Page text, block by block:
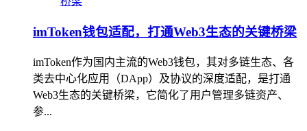
imToken钱包适配，打通Web3生态的关键桥梁
imToken作为国内主流的Web3钱包，其对多链生态、各
类去中心化应用（DApp）及协议的深度适配，是打通
Web3生态的关键桥梁，它简化了用户管理多链资产、
参...